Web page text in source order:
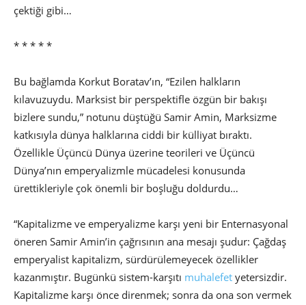
çektiği gibi…
* * * * *
Bu bağlamda Korkut Boratav’ın, “Ezilen halkların
kılavuzuydu. Marksist bir perspektifle özgün bir bakışı
bizlere sundu,” notunu düştüğü Samir Amin, Marksizme
katkısıyla dünya halklarına ciddi bir külliyat bıraktı.
Özellikle Üçüncü Dünya üzerine teorileri ve Üçüncü
Dünya’nın emperyalizmle mücadelesi konusunda
ürettikleriyle çok önemli bir boşluğu doldurdu…
“Kapitalizme ve emperyalizme karşı yeni bir Enternasyonal
öneren Samir Amin’in çağrısının ana mesajı şudur: Çağdaş
emperyalist kapitalizm, sürdürülemeyecek özellikler
kazanmıştır. Bugünkü sistem-karşıtı muhalefet yetersizdir.
Kapitalizme karşı önce direnmek; sonra da ona son vermek